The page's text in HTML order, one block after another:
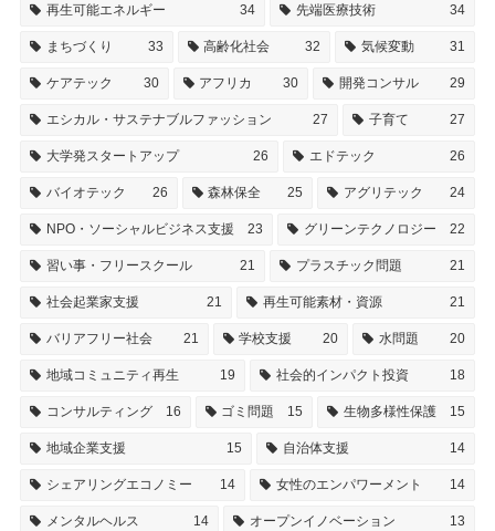
再生可能エネルギー 34 先端医療技術 34
まちづくり 33 高齢化社会 32 気候変動 31
ケアテック 30 アフリカ 30 開発コンサル 29
エシカル・サステナブルファッション 27 子育て 27
大学発スタートアップ 26 エドテック 26
バイオテック 26 森林保全 25 アグリテック 24
NPO・ソーシャルビジネス支援 23 グリーンテクノロジー 22
習い事・フリースクール 21 プラスチック問題 21
社会起業家支援 21 再生可能素材・資源 21
バリアフリー社会 21 学校支援 20 水問題 20
地域コミュニティ再生 19 社会的インパクト投資 18
コンサルティング 16 ゴミ問題 15 生物多様性保護 15
地域企業支援 15 自治体支援 14
シェアリングエコノミー 14 女性のエンパワーメント 14
メンタルヘルス 14 オープンイノベーション 13